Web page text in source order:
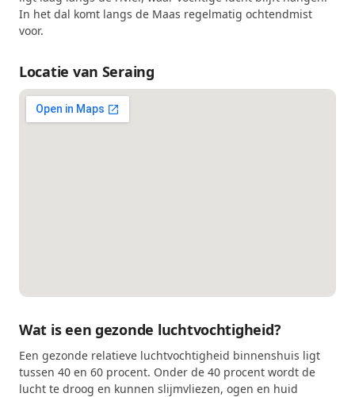
In het dal komt langs de Maas regelmatig ochtendmist
voor.
Locatie van Seraing
Wat is een gezonde luchtvochtigheid?
Een gezonde relatieve luchtvochtigheid binnenshuis ligt
tussen 40 en 60 procent. Onder de 40 procent wordt de
lucht te droog en kunnen slijmvliezen, ogen en huid